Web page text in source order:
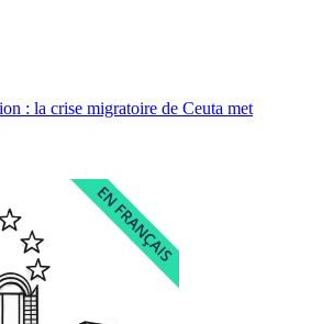
: la crise migratoire de Ceuta met